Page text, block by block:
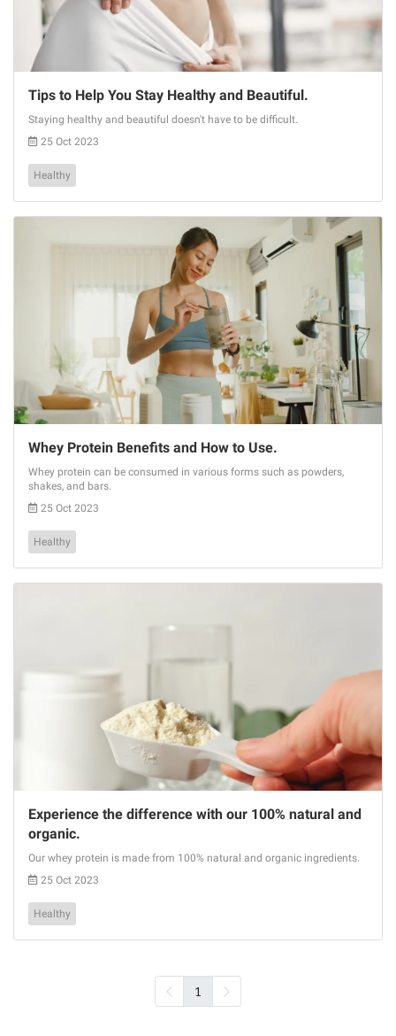
Tips to Help You Stay Healthy and Beautiful.
Staying healthy and beautiful doesn't have to be difficult.
25 Oct 2023
Healthy
Whey Protein Benefits and How to Use.
Whey protein can be consumed in various forms such as powders,
shakes, and bars.
25 Oct 2023
Healthy
Experience the difference with our 100% natural and
organic.
Our whey protein is made from 100% natural and organic ingredients.
25 Oct 2023
Healthy
1